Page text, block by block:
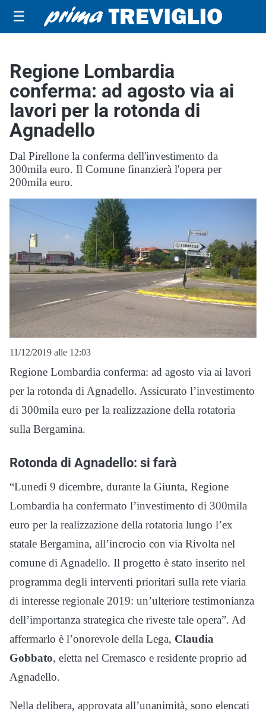
☰
Regione Lombardia
conferma: ad agosto via ai
lavori per la rotonda di
Agnadello
Dal Pirellone la conferma dell'investimento da
300mila euro. Il Comune finanzierà l'opera per
200mila euro.
11/12/2019 alle 12:03
Regione Lombardia conferma: ad agosto via ai lavori
per la rotonda di Agnadello. Assicurato l’investimento
di 300mila euro per la realizzazione della rotatoria
sulla Bergamina.
Rotonda di Agnadello: si farà
“Lunedì 9 dicembre, durante la Giunta, Regione
Lombardia ha confermato l’investimento di 300mila
euro per la realizzazione della rotatoria lungo l’ex
statale Bergamina, all’incrocio con via Rivolta nel
comune di Agnadello. Il progetto è stato inserito nel
programma degli interventi prioritari sulla rete viaria
di interesse regionale 2019: un’ulteriore testimonianza
dell’importanza strategica che riveste tale opera”. Ad
affermarlo è l’onorevole della Lega, Claudia
Gobbato, eletta nel Cremasco e residente proprio ad
Agnadello.
Nella delibera, approvata all’unanimità, sono elencati